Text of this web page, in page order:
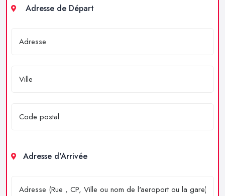
Adresse de Départ
Adresse d'Arrivée